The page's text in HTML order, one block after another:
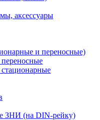
аксессуары
и переносные)
ЗНИ (на DIN-рейку)